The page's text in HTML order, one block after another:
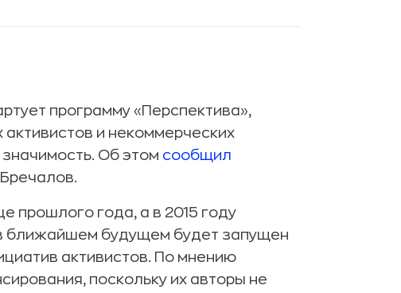
программу «Перспектива»,
и некоммерческих
Об этом сообщил
прошлого года, а в 2015 году
ближайшем будущем будет запущен
активистов. По мнению
поскольку их авторы не